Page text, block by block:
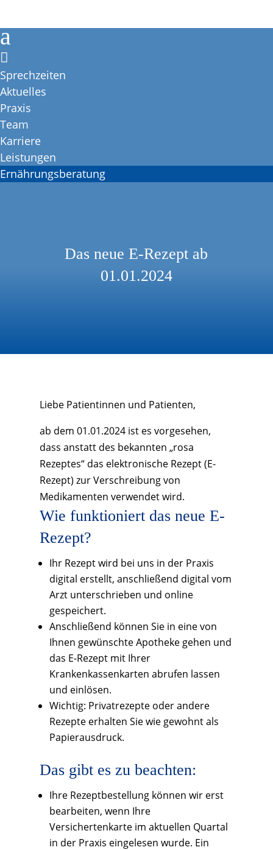
a

Sprechzeiten
Aktuelles
Praxis
Team
Karriere
Leistungen
Ernährungsberatung
Das neue E-Rezept ab
01.01.2024
Liebe Patientinnen und Patienten,
ab dem 01.01.2024 ist es vorgesehen,
dass anstatt des bekannten „rosa
Rezeptes“ das elektronische Rezept (E-
Rezept) zur Verschreibung von
Medikamenten verwendet wird.
Wie funktioniert das neue E-
Rezept?
Ihr Rezept wird bei uns in der Praxis
digital erstellt, anschließend digital vom
Arzt unterschrieben und online
gespeichert.
Anschließend können Sie in eine von
Ihnen gewünschte Apotheke gehen und
das E-Rezept mit Ihrer
Krankenkassenkarten abrufen lassen
und einlösen.
Wichtig: Privatrezepte oder andere
Rezepte erhalten Sie wie gewohnt als
Papierausdruck.
Das gibt es zu beachten:
Ihre Rezeptbestellung können wir erst
bearbeiten, wenn Ihre
Versichertenkarte im aktuellen Quartal
in der Praxis eingelesen wurde. Ein